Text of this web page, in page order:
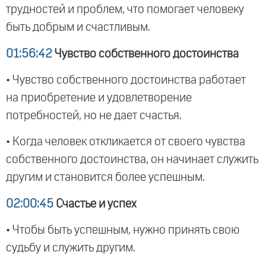
трудностей и проблем, что помогает человеку
быть добрым и счастливым.
01:56:42 Чувство собственного достоинства
• Чувство собственного достоинства работает
на приобретение и удовлетворение
потребностей, но не дает счастья.
• Когда человек откликается от своего чувства
собственного достоинства, он начинает служить
другим и становится более успешным.
02:00:45 Счастье и успех
• Чтобы быть успешным, нужно принять свою
судьбу и служить другим.